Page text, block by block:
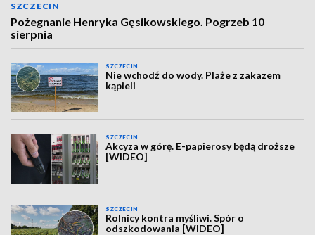
SZCZECIN
Pożegnanie Henryka Gęsikowskiego. Pogrzeb 10
sierpnia
SZCZECIN
Nie wchodź do wody. Plaże z zakazem
kąpieli
SZCZECIN
Akcyza w górę. E-papierosy będą droższe
[WIDEO]
SZCZECIN
Rolnicy kontra myśliwi. Spór o
odszkodowania [WIDEO]